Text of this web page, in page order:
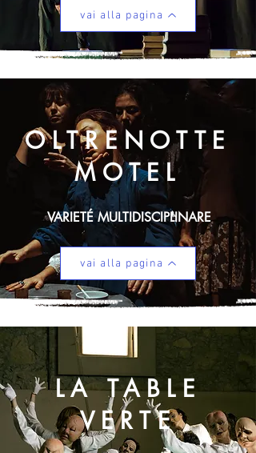
vai alla pagina
OLTRENOTTE
MOTEL
VARIETÉ MULTIDISCIPLINARE
vai alla pagina
LA TABLE
VERTE